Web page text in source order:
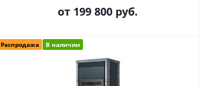
от 199 800 руб.
Распродажа В наличии